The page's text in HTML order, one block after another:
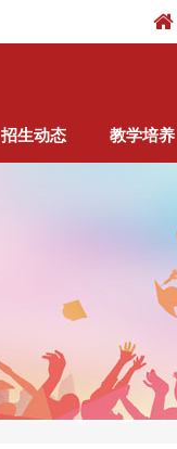
招生动态 教学培养